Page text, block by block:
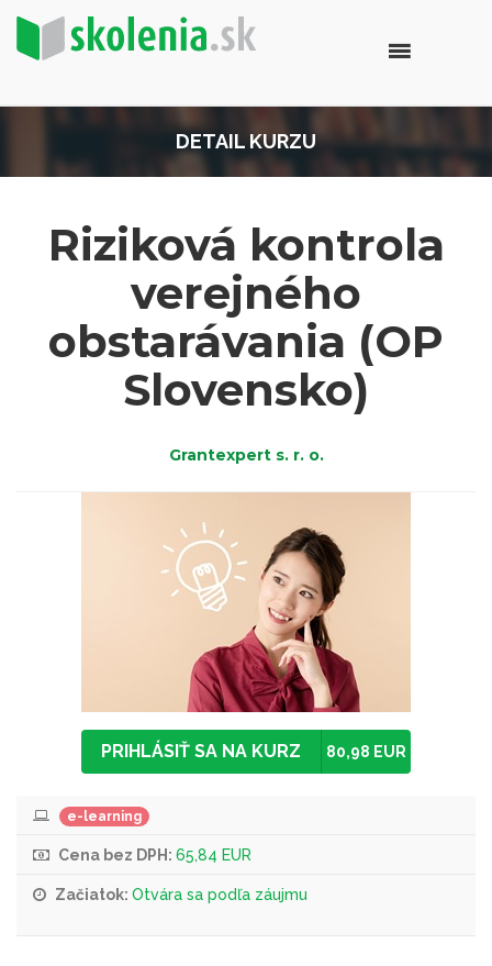
DETAIL KURZU
Riziková kontrola
verejného
obstarávania (OP
Slovensko)
Grantexpert s. r. o.
PRIHLÁSIŤ SA NA KURZ 80,98 EUR
e-learning
Cena bez DPH: 65,84 EUR
Začiatok: Otvára sa podľa záujmu